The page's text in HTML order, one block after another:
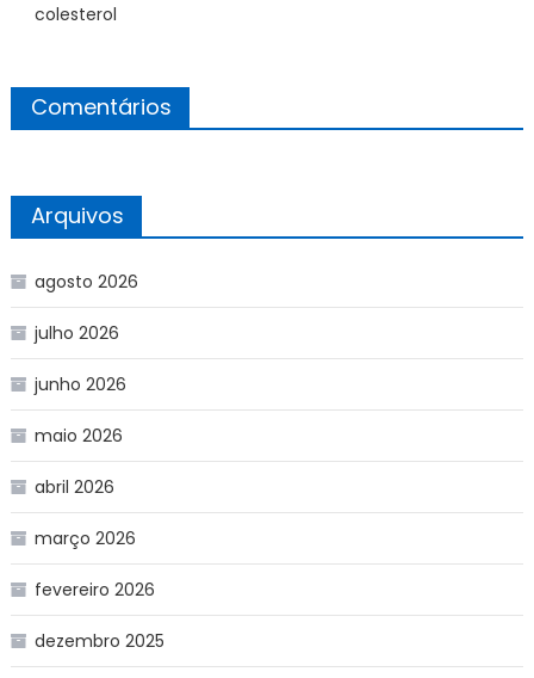
colesterol
Comentários
Arquivos
agosto 2026
julho 2026
junho 2026
maio 2026
abril 2026
março 2026
fevereiro 2026
dezembro 2025